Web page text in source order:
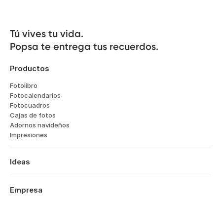
Tú vives tu vida.
Popsa te entrega tus recuerdos.
Productos
Fotolibro
Fotocalendarios
Fotocuadros
Cajas de fotos
Adornos navideños
Impresiones
Ideas
Viajes
Bodas
Empresa